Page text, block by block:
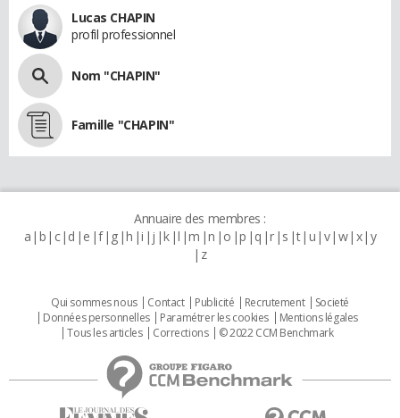
Lucas CHAPIN
profil professionnel
Nom "CHAPIN"
Famille "CHAPIN"
Annuaire des membres :
a b c d e f g h i j k l m n o p q r s t u v w x y
z
Qui sommes nous Contact Publicité Recrutement
Societé
Données personnelles
Paramétrer les cookies
Mentions légales
Tous les articles
Corrections © 2022 CCM Benchmark